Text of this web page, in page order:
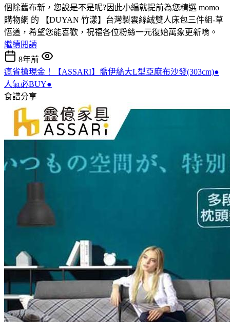
個除舊布新，您說是不是呢?因此小編就提前為您精選 momo
購物網 的 【DUYAN 竹漾】台灣製雲絲絨雙人床包三件組-草
悟道，希望您能喜歡，祝福各位粉絲一元復始萬象更新唷。
繼續閱讀
8年前
瘋省搶現金！【ASSARI】喬伊絲大L型亞麻布沙發(303cm)●
人氣必BUY●
食譜分享